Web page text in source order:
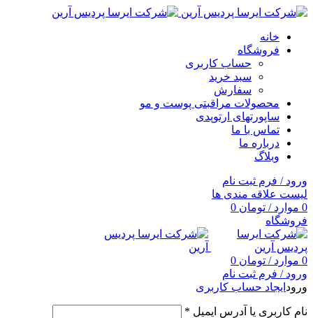
خانه
فروشگاه
حساب کاربری
سبد خرید
سفارش
محصولات مراقبتی پوست و مو
ساپورتهای ارتوپدی
تماس با ما
درباره ما
وبلاگ
ورود / فرم ثبت نام
لیست علاقه مندی ها
0 موارد / تومان
فروشگاه
0 موارد / تومان
ورود / فرم ثبت نام
ورود ایجاد حساب کاربری
نام کاربری یا آدرس ایمیل *